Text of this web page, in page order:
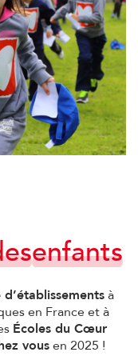
enfants
à
en France et à
Écoles du Cœur
vousen 2025 !